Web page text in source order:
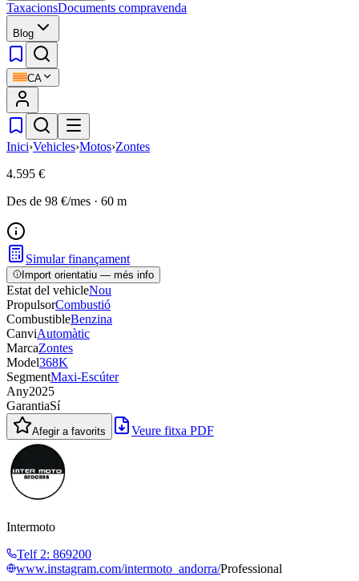
TaxacionsDocuments compravenda
Blog
CA
Inici›Vehicles›Motos›Zontes
4.595 €
Des de 98 €/mes · 60 m
Simular finançament
Import orientatiu — més info
Estat del vehicleNou
PropulsorCombustió
CombustibleBenzina
CanviAutomàtic
MarcaZontes
Model368K
SegmentMaxi-Escúter
Any2025
GarantiaSí
Afegir a favorits Veure fitxa PDF
Intermoto
Telf 2: 869200
www.instagram.com/intermoto_andorra/Professional